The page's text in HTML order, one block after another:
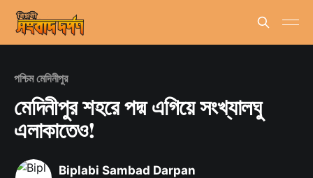
পশ্চিম মেদিনীপুর
মেদিনীপুর শহরে পদ্ম এগিয়ে সংখ্যালঘু
এলাকাতেও!
Biplabi Sambad Darpan